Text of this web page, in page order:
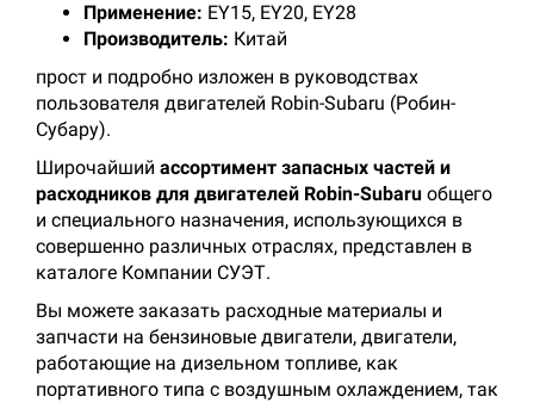
Применение: EY15, EY20, EY28
Производитель: Китай
прост и подробно изложен в руководствах
пользователя двигателей Robin-Subaru (Робин-
Субару).
Широчайший ассортимент запасных частей и
расходников для двигателей Robin-Subaru общего
и специального назначения, использующихся в
совершенно различных отраслях, представлен в
каталоге Компании СУЭТ.
Вы можете заказать расходные материалы и
запчасти на бензиновые двигатели, двигатели,
работающие на дизельном топливе, как
портативного типа с воздушным охлаждением, так